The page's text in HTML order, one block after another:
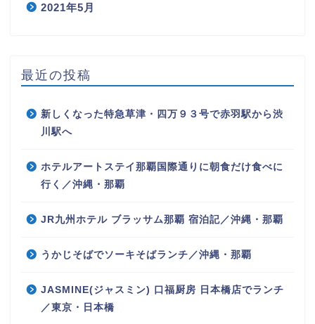
2021年5月
最近の投稿
新しくなった特急草津・四万９３号で赤羽駅から渋
川駅へ
ホテルアートステイ那覇国際通りに朝食だけ食べに
行く／沖縄・那覇
JR九州ホテル ブラッサム那覇 宿泊記／沖縄・那覇
うかじそばでソーキそばランチ／沖縄・那覇
JASMINE(ジャスミン) 口福厨房 日本橋店でランチ
／東京・日本橋